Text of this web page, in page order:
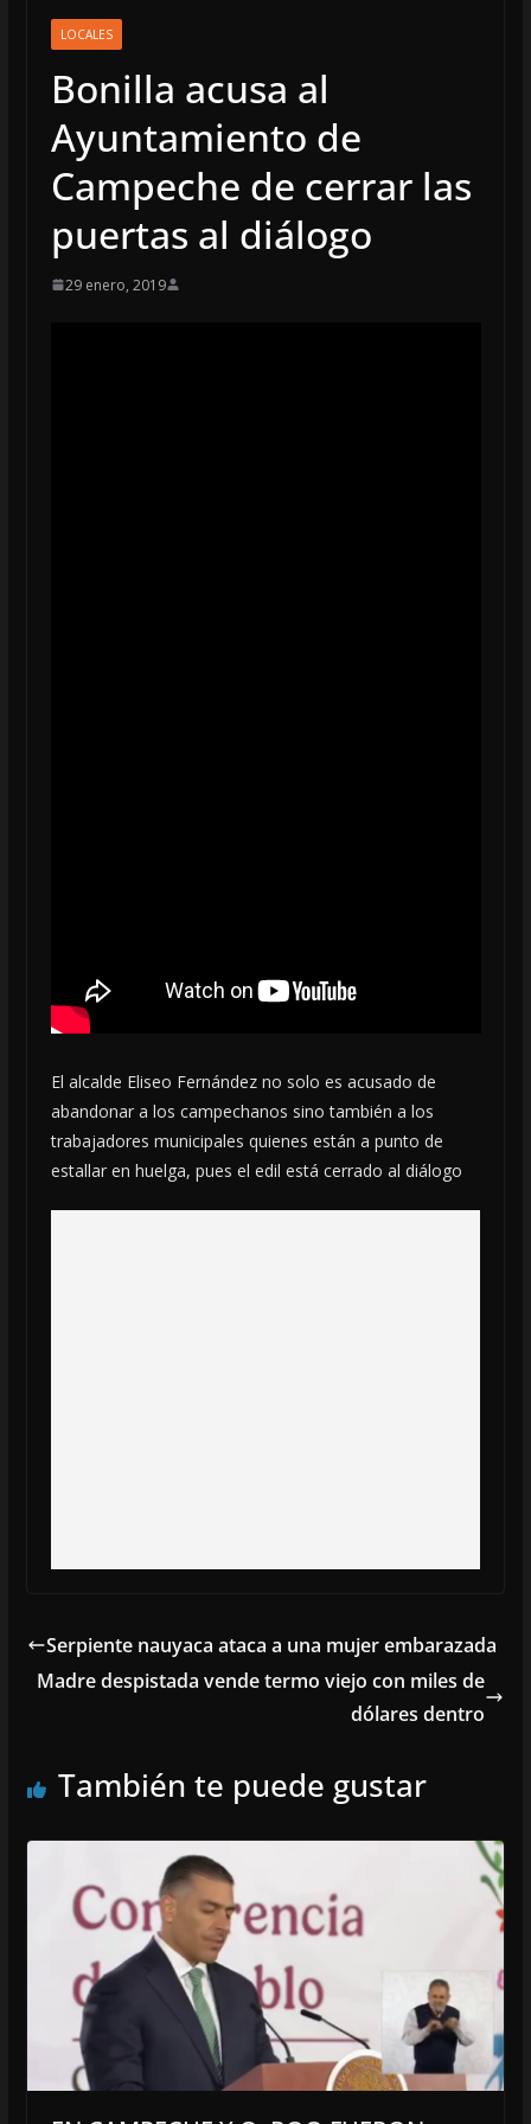
LOCALES
Bonilla acusa al
Ayuntamiento de
Campeche de cerrar las
puertas al diálogo
29 enero, 2019
El alcalde Eliseo Fernández no solo es acusado de
abandonar a los campechanos sino también a los
trabajadores municipales quienes están a punto de
estallar en huelga, pues el edil está cerrado al diálogo
Serpiente nauyaca ataca a una mujer embarazada
Madre despistada vende termo viejo con miles de
dólares dentro
También te puede gustar